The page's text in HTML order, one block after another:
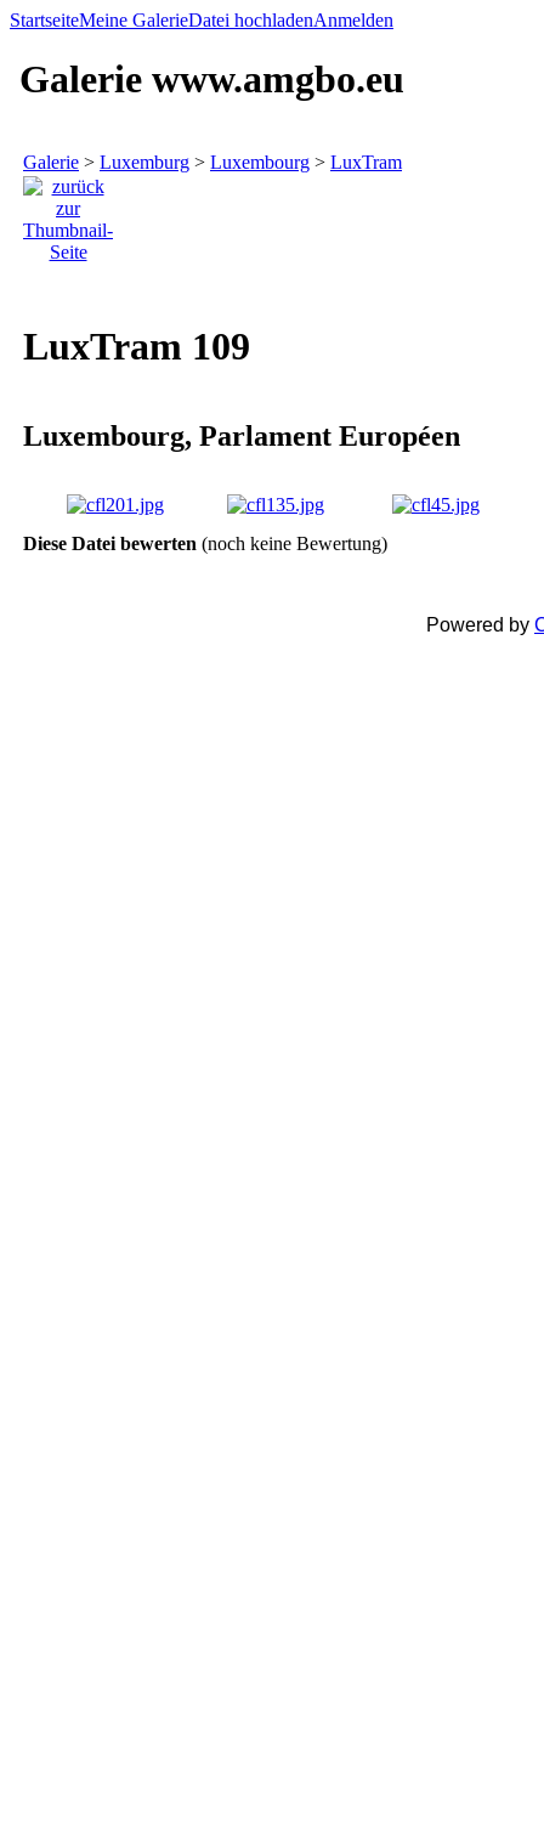
StartseiteMeine GalerieDatei hochladenAnmelden
Galerie www.amgbo.eu
Galerie > Luxemburg > Luxembourg > LuxTram
LuxTram 109
Luxembourg, Parlament Européen
Diese Datei bewerten (noch keine Bewertung)
Powered by